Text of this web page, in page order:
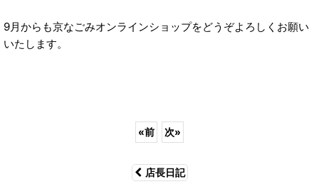
9月からも京なごみオンラインショップをどうぞよろしくお願い
いたします。
«前 次»
店長日記